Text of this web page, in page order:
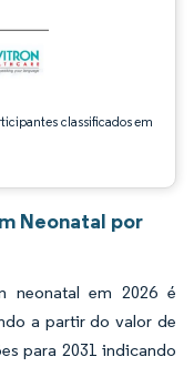
classificados em
Neonatal por
neonatal em 2026 é
a partir do valor de
para 2031 indicando